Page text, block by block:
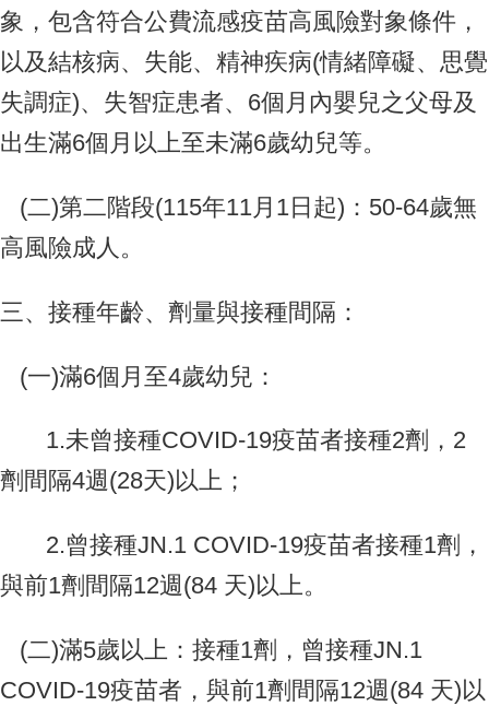
法
規
統
M
專
區
象，包含符合公費流感疫苗高風險對象條件，
以及結核病、失能、精神疾病(情緒障礙、思覺
失調症)、失智症患者、6個月內嬰兒之父母及
出生滿6個月以上至未滿6歲幼兒等。
(二)第二階段(115年11月1日起)：50-64歲無
高風險成人。
三、接種年齡、劑量與接種間隔：
(一)滿6個月至4歲幼兒：
1.未曾接種COVID-19疫苗者接種2劑，2
劑間隔4週(28天)以上；
2.曾接種JN.1 COVID-19疫苗者接種1劑，
與前1劑間隔12週(84 天)以上。
(二)滿5歲以上：接種1劑，曾接種JN.1
COVID-19疫苗者，與前1劑間隔12週(84 天)以